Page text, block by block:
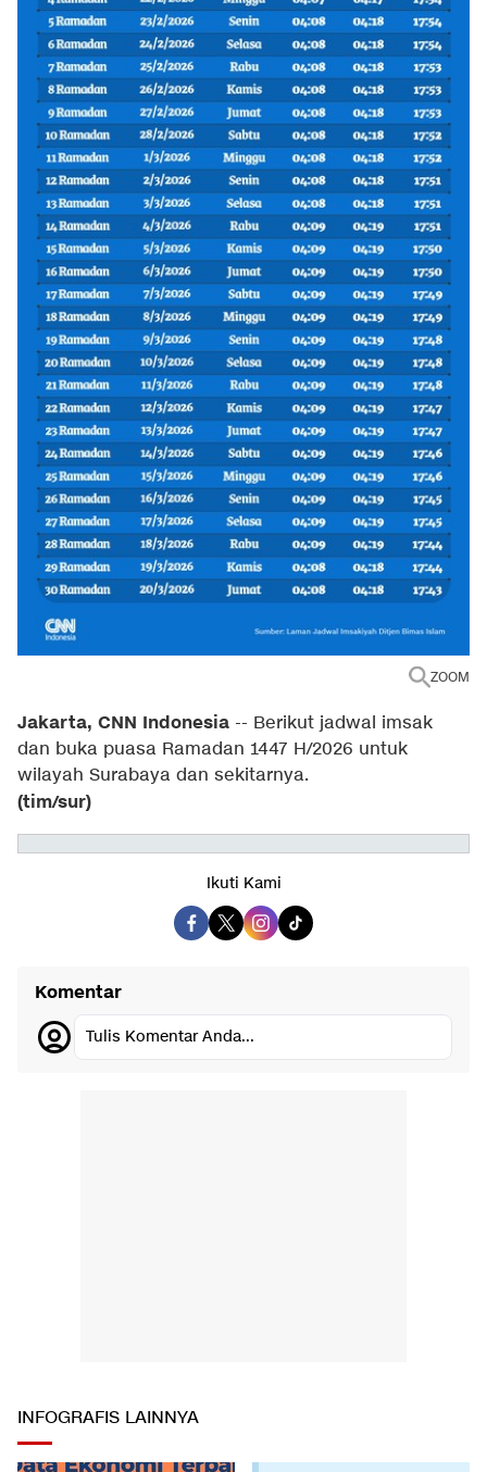
ZOOM
Jakarta, CNN Indonesia -- Berikut jadwal imsak
dan buka puasa Ramadan 1447 H/2026 untuk
wilayah Surabaya dan sekitarnya.
(tim/sur)
Ikuti Kami
Komentar
Tulis Komentar Anda...
INFOGRAFIS LAINNYA